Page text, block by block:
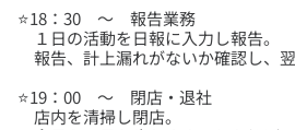
⭐18：30 ～ 報告業務
１日の活動を日報に入力し報告。
⭐19：00 ～ 閉店・退社
店内を清掃し閉店。